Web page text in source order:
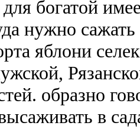
богатой
нужно
яблони
образно
в